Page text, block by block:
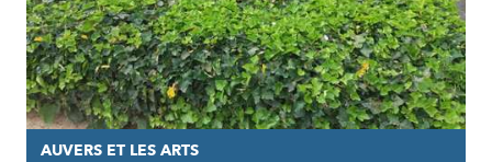
AUVERS ET LES ARTS